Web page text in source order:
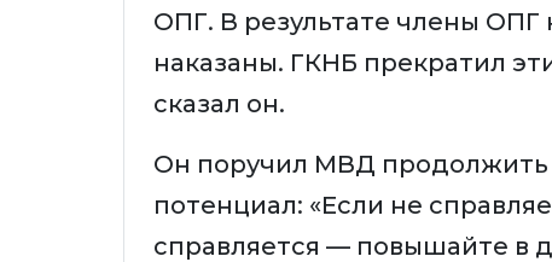
ОПГ. В результате члены ОПГ
наказаны. ГКНБ прекратил
сказал он.
Он поручил МВД продолжить
потенциал: «Если не
справляется — повышайте в